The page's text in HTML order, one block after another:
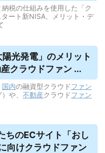
税の仕組みを使用した「ク
ート新NISA、メリット・デ
光発電」のメリット
クラウドファン ...
国内の融資型クラウドファン
や、 不動産クラウドファン
ちのECサイト「おし
向けクラウドファン